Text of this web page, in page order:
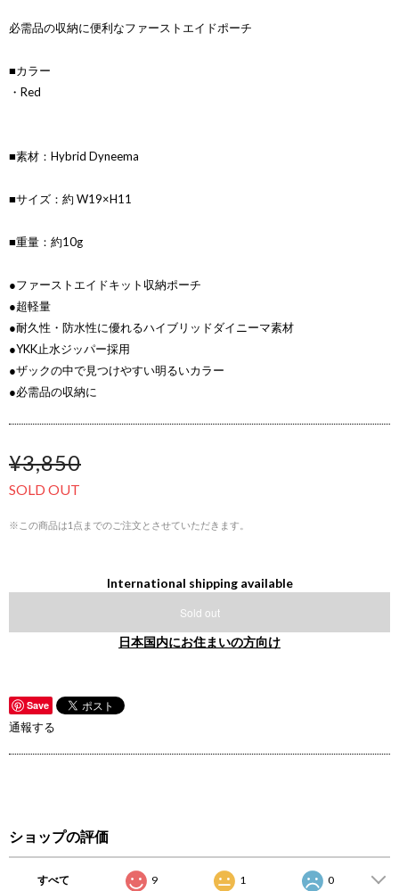
必需品の収納に便利なファーストエイドポーチ
■カラー
・Red
■素材：Hybrid Dyneema
■サイズ：約 W19×H11
■重量：約10g
●ファーストエイドキット収納ポーチ
●超軽量
●耐久性・防水性に優れるハイブリッドダイニーマ素材
●YKK止水ジッパー採用
●ザックの中で見つけやすい明るいカラー
●必需品の収納に
¥3,850
SOLD OUT
※この商品は1点までのご注文とさせていただきます。
International shipping available
Sold out
日本国内にお住まいの方向け
Save
通報する
ショップの評価
すべて 9 1 0